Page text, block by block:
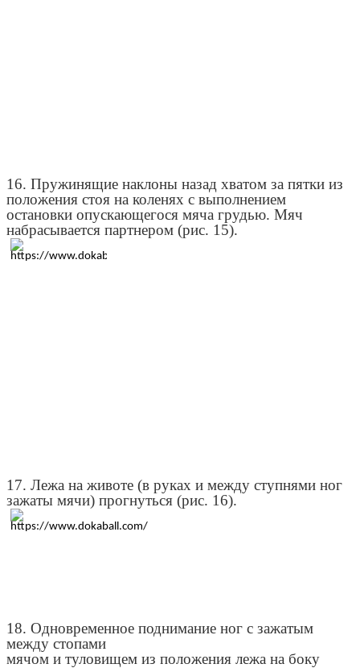
16. Пружинящие наклоны назад хватом за пятки из
положения стоя на коленях с выполнением
остановки опускающегося мяча грудью. Мяч
набрасывается партнером (рис. 15).
17. Лежа на животе (в руках и между ступнями ног
зажаты мячи) прогнуться (рис. 16).
18. Одновременное поднимание ног с зажатым
между стопами
мячом и туловищем из положения лежа на боку